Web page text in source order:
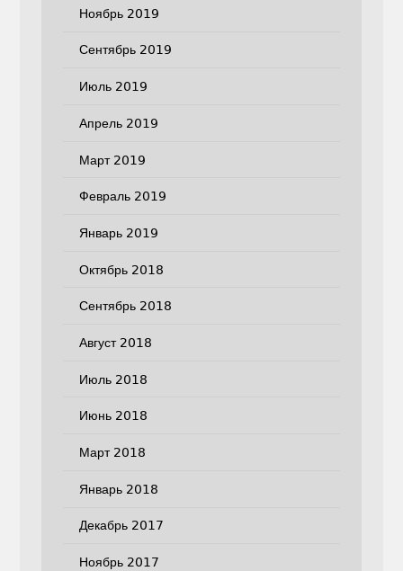
Ноябрь 2019
Сентябрь 2019
Июль 2019
Апрель 2019
Март 2019
Февраль 2019
Январь 2019
Октябрь 2018
Сентябрь 2018
Август 2018
Июль 2018
Июнь 2018
Март 2018
Январь 2018
Декабрь 2017
Ноябрь 2017